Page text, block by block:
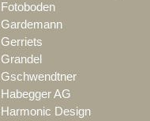
Fotoboden
Gardemann
Gerriets
Grandel
Gschwendtner
Habegger AG
Harmonic Design